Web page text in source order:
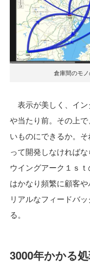
倉庫間のモ
表示が美しく、イ
や当たり前。その上
いものにできるか。
って開発しなければ
ウイングアーク１ｓ
はかなり頻繁に顧客
リアルなフィードバ
る。
3000年かかる